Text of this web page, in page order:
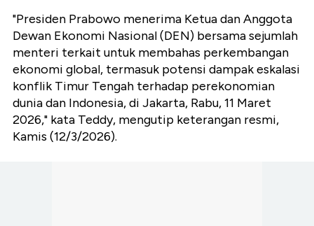
"Presiden Prabowo menerima Ketua dan Anggota
Dewan Ekonomi Nasional (DEN) bersama sejumlah
menteri terkait untuk membahas perkembangan
ekonomi global, termasuk potensi dampak eskalasi
konflik Timur Tengah terhadap perekonomian
dunia dan Indonesia, di Jakarta, Rabu, 11 Maret
2026," kata Teddy, mengutip keterangan resmi,
Kamis (12/3/2026).